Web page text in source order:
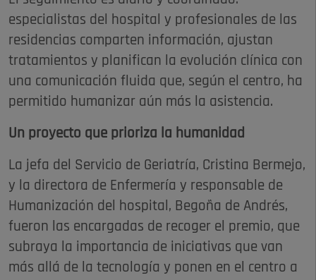
especialistas del hospital y profesionales de las
residencias comparten información, ajustan
tratamientos y planifican la evolución clínica con
una comunicación fluida que, según el centro, ha
permitido humanizar aún más la asistencia.
Un proyecto que prioriza la humanidad
La jefa del Servicio de Geriatría, Cristina Bermejo,
y la directora de Enfermería y responsable de
Humanización del hospital, Begoña de Andrés,
fueron las encargadas de recoger el premio, que
subraya la importancia de iniciativas que van
más allá de la tecnología y ponen en el centro a